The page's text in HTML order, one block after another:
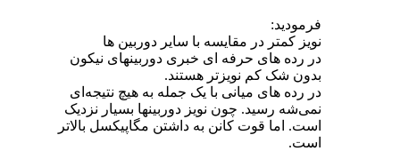
فرمودید:
نویز کمتر در مقایسه با سایر دوربین ها
در رده های حرفه ای خبری دوربینهای نیکون
بدون شک کم نویزتر هستند.
در رده های میانی با یک جمله به هیچ نتیجه‌ای
نمی‌شه رسید. چون نویز دوربینها بسیار نزدیک
است. اما قوت کانن به داشتن مگاپیکسل بالاتر
است.